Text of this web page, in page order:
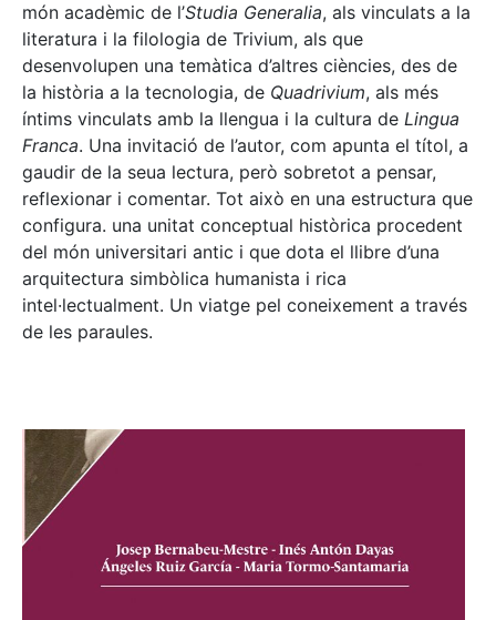
món acadèmic de l’Studia Generalia, als vinculats a la
literatura i la filologia de Trivium, als que
desenvolupen una temàtica d’altres ciències, des de
la història a la tecnologia, de Quadrivium, als més
íntims vinculats amb la llengua i la cultura de Lingua
Franca. Una invitació de l’autor, com apunta el títol, a
gaudir de la seua lectura, però sobretot a pensar,
reflexionar i comentar. Tot això en una estructura que
configura. una unitat conceptual històrica procedent
del món universitari antic i que dota el llibre d’una
arquitectura simbòlica humanista i rica
intel·lectualment. Un viatge pel coneixement a través
de les paraules.